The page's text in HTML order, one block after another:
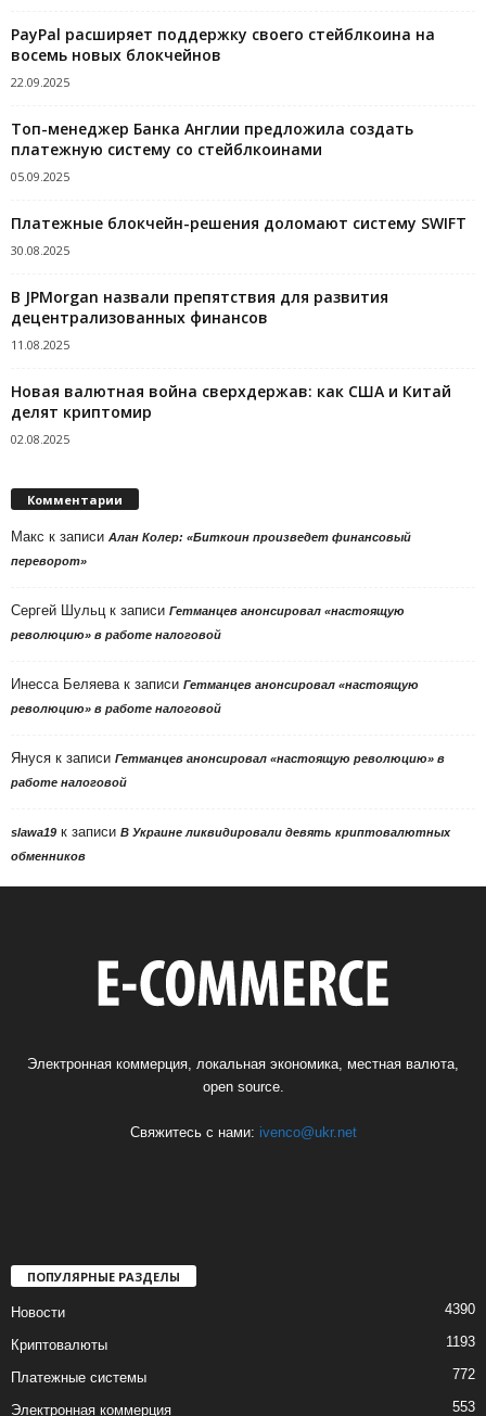
PayPal расширяет поддержку своего стейблкоина на
восемь новых блокчейнов
22.09.2025
Топ-менеджер Банка Англии предложила создать
платежную систему со стейблкоинами
05.09.2025
Платежные блокчейн-решения доломают систему SWIFT
30.08.2025
В JPMorgan назвали препятствия для развития
децентрализованных финансов
11.08.2025
Новая валютная война сверхдержав: как США и Китай
делят криптомир
02.08.2025
Комментарии
Макс к записи Алан Колер: «Биткоин произведет финансовый
переворот»
Сергей Шульц к записи Гетманцев анонсировал «настоящую
революцию» в работе налоговой
Инесса Беляева к записи Гетманцев анонсировал «настоящую
революцию» в работе налоговой
Януся к записи Гетманцев анонсировал «настоящую революцию» в
работе налоговой
slawa19 к записи В Украине ликвидировали девять криптовалютных
обменников
Электронная коммерция, локальная экономика, местная валюта,
open source.
Свяжитесь с нами: ivenco@ukr.net
ПОПУЛЯРНЫЕ РАЗДЕЛЫ
Новости 4390
Криптовалюты 1193
Платежные системы 772
Электронная коммерция 553